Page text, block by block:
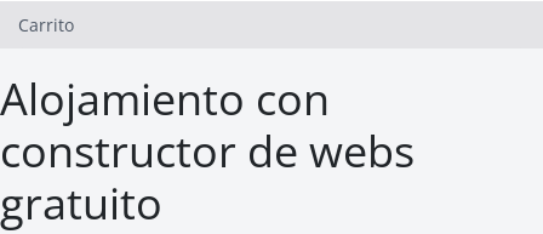
Carrito
Alojamiento con
constructor de webs
gratuito